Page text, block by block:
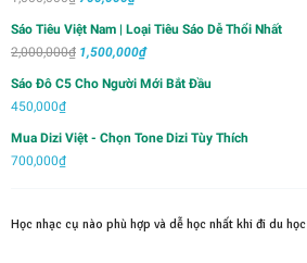
là:
1,000,000₫.
là:
700,000₫.
Sáo Tiêu Việt Nam | Loại Tiêu Sáo Dễ Thổi Nhất
2,000,000₫ Giá
1,500,000₫Giá
1,500,000₫.
Sáo Đô C5 Cho Người Mới Bắt Đầu
450,000₫
Mua Dizi Việt - Chọn Tone Dizi Tùy Thích
700,000₫
Học nhạc cụ nào phù hợp và dễ học nhất khi đi du học